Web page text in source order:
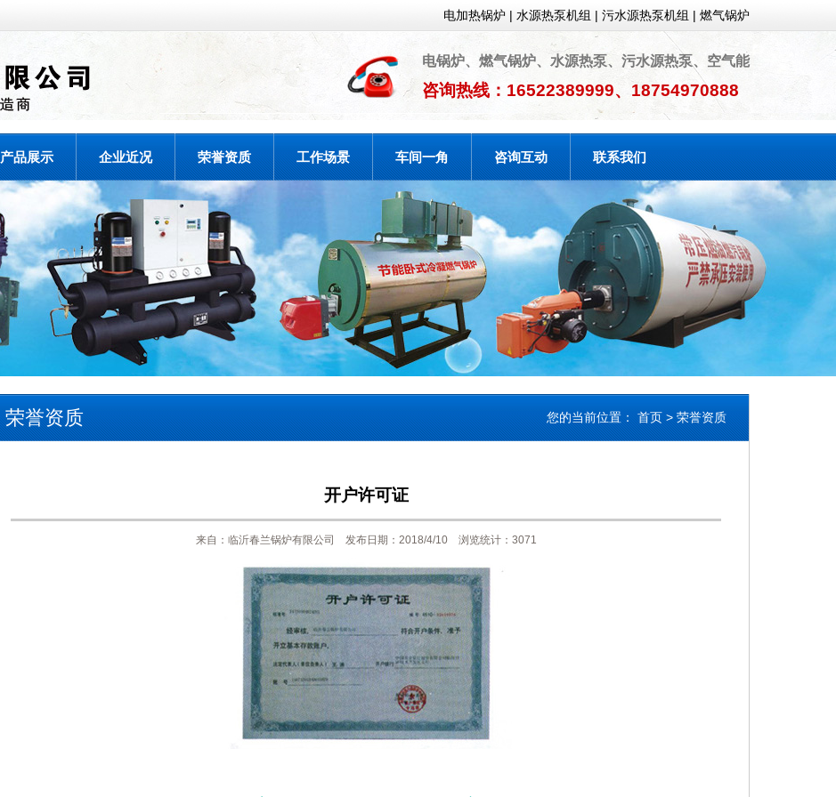
电加热锅炉 | 水源热泵机组 | 污水源热泵机组 | 燃气锅炉
电锅炉、燃气锅炉、水源热泵、污水源热泵、空气能
咨询热线：16522389999、18754970888
产品展示 企业近况 荣誉资质 工作场景 车间一角 咨询互动 联系我们
荣誉资质 您的当前位置： 首页 > 荣誉资质
开户许可证
来自：临沂春兰锅炉有限公司 发布日期：2018/4/10 浏览统计：3071